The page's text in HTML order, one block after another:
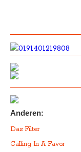
Anderen:
Das Filter
Calling In A Favor